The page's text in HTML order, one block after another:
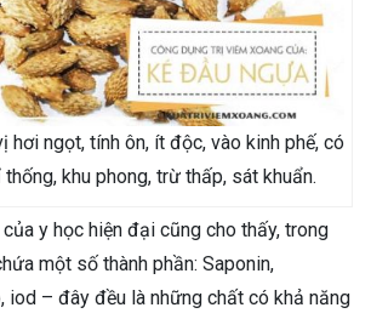
hơi ngọt, tính ôn, ít độc, vào kinh phế, có
khu phong, trừ thấp, sát khuẩn.
y học hiện đại cũng cho thấy, trong
một số thành phần: Saponin,
iod – đây đều là những chất có khả năng